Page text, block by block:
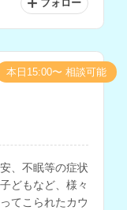
フォロー
、不眠等の症状
どもなど、様々
てこられたカウ
本日15:00〜 相談可能